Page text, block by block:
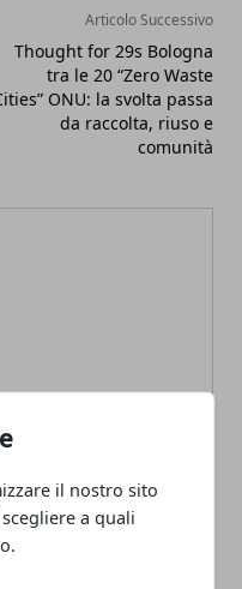
il nostro sito
a quali
Articolo Successivo
Thought for 29s Bologna
tra le 20 “Zero Waste
ONU: la svolta passa
da raccolta, riuso e
comunità
Biasi
articoli per blog, laureata
con la passione per la
le guide How to